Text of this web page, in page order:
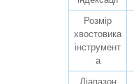
Розмір
хвостовика
інструмент
а
Діапазон